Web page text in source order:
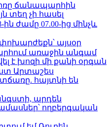
ճանապարհին
տեղ չի հասել
ին ժամը 07.00-ից մինչև
փոխարժեքն՝ այսօր
առաջին անգամ
է խոզի մի քանի օրգան
Արտաշես
հայտնի են
արդեն
ողբերգական